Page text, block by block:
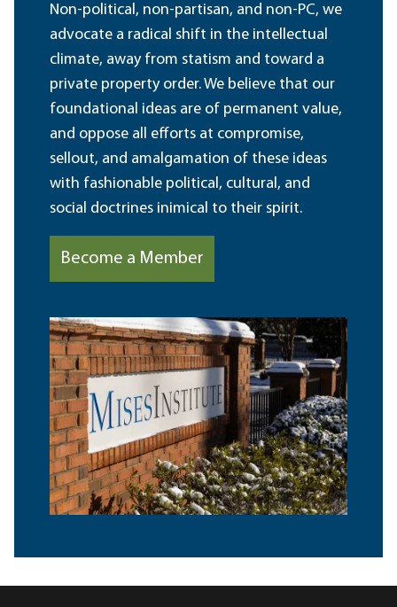
Non-political, non-partisan, and non-PC, we
advocate a radical shift in the intellectual
climate, away from statism and toward a
private property order. We believe that our
foundational ideas are of permanent value,
and oppose all efforts at compromise,
sellout, and amalgamation of these ideas
with fashionable political, cultural, and
social doctrines inimical to their spirit.
Become a Member